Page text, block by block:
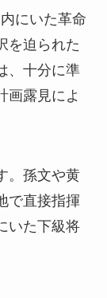
にいた革命
を迫られた
、十分に準
画露見によ
。孫文や黄
で直接指揮
いた下級将